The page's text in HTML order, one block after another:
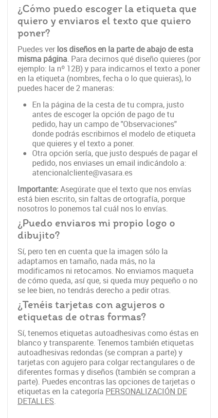
¿Cómo puedo escoger la etiqueta que
quiero y enviaros el texto que quiero
poner?
Puedes verlos diseños en la parte de abajo de esta
misma página. Para decirnos qué diseño quieres (por
ejemplo: la nº 12B) y para indicarnos el texto a poner
en la etiqueta (nombres, fecha o lo que quieras), lo
puedes hacer de 2 maneras:
En la página de la cesta de tu compra, justo
antes de escoger la opción de pago de tu
pedido, hay un campo de "Observaciones"
donde podrás escribirnos el modelo de etiqueta
que quieres y el texto a poner.
Otra opción sería, que justo después de pagar el
pedido, nos enviases un email indicándolo a:
atencionalcliente@vasara.es
Importante:Asegúrate que el texto que nos envías
está bien escrito, sin faltas de ortografía, porque
nosotros lo ponemos tal cuál nos lo envías.
¿Puedo enviaros mi propio logo o
dibujito?
Sí, pero ten en cuenta que la imagen sólo la
adaptamos en tamaño, nada más, no la
modificamos ni retocamos. No enviamos maqueta
de cómo queda, así que, si queda muy pequeño o no
se lee bien, no tendrás derecho a pedir otras.
¿Tenéis tarjetas con agujeros o
etiquetas de otras formas?
Sí, tenemos etiquetas autoadhesivas como éstas en
blanco y transparente. Tenemos también etiquetas
autoadhesivas redondas (se compran a parte) y
tarjetas con agujero para colgar rectangulares o de
diferentes formas y diseños (también se compran a
parte). Puedes encontras las opciones de tarjetas o
etiquetas en la categoría PERSONALIZACIÓN DE
DETALLES.